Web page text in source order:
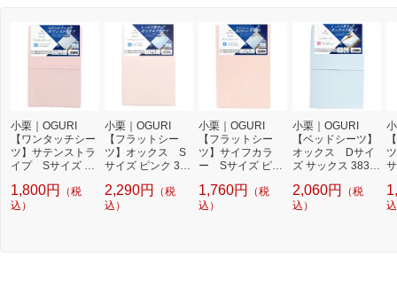
小栗｜OGURI
【ワンタッチシー
ツ】サテンストラ
イプ Sサイズ ピ
1,800円
（税
込）
小栗｜OGURI
【フラットシー
ツ】オックス S
サイズ ピンク 372
2,290円
（税
込）
小栗｜OGURI
【フラットシー
ツ】サイフカラ
ー Sサイズ ピン
1,760円
（税
込）
小栗｜OGURI
【ベッドシーツ】
オックス Dサイ
ズ サックス 3830
2,060円
（税
込）